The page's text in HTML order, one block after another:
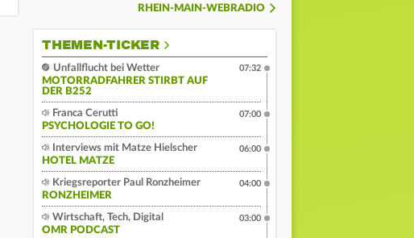
RHEIN-MAIN-WEBRADIO
THEMEN-TICKER
Unfallflucht bei Wetter
MOTORRADFAHRER STIRBT AUF
DER B252
07:32
Franca Cerutti
PSYCHOLOGIE TO GO!
07:00
Interviews mit Matze Hielscher
HOTEL MATZE
06:00
Kriegsreporter Paul Ronzheimer
RONZHEIMER
04:00
Wirtschaft, Tech, Digital
OMR PODCAST
03:00